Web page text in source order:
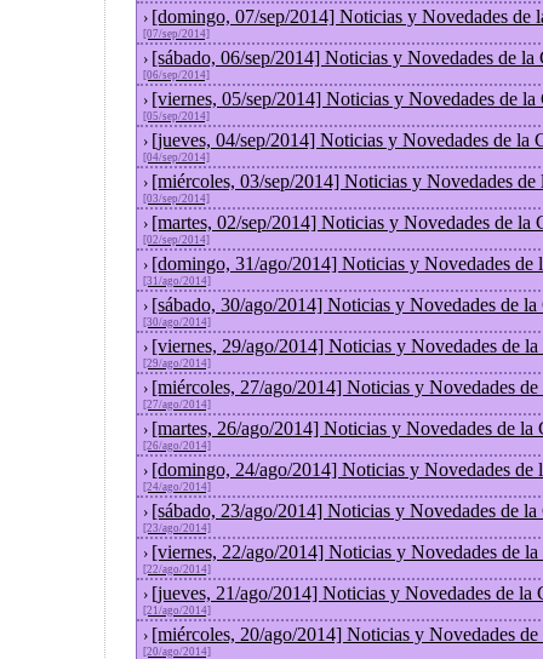
› [domingo, 07/sep/2014] Noticias y Novedades de
[07/sep/2014]
› [sábado, 06/sep/2014] Noticias y Novedades de la
[06/sep/2014]
› [viernes, 05/sep/2014] Noticias y Novedades de la
[05/sep/2014]
› [jueves, 04/sep/2014] Noticias y Novedades de la
[04/sep/2014]
› [miércoles, 03/sep/2014] Noticias y Novedades de
[03/sep/2014]
› [martes, 02/sep/2014] Noticias y Novedades de la
[02/sep/2014]
› [domingo, 31/ago/2014] Noticias y Novedades de
[31/ago/2014]
› [sábado, 30/ago/2014] Noticias y Novedades de
[30/ago/2014]
› [viernes, 29/ago/2014] Noticias y Novedades de
[29/ago/2014]
› [miércoles, 27/ago/2014] Noticias y Novedades
[27/ago/2014]
› [martes, 26/ago/2014] Noticias y Novedades de la
[26/ago/2014]
› [domingo, 24/ago/2014] Noticias y Novedades de
[24/ago/2014]
› [sábado, 23/ago/2014] Noticias y Novedades de
[23/ago/2014]
› [viernes, 22/ago/2014] Noticias y Novedades de
[22/ago/2014]
› [jueves, 21/ago/2014] Noticias y Novedades de la
[21/ago/2014]
› [miércoles, 20/ago/2014] Noticias y Novedades
[20/ago/2014]